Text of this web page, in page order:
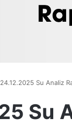
24.12.2025 Su Analiz
Su